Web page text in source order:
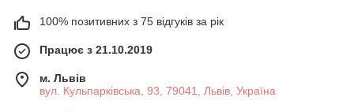
100% позитивних з 75 відгуків за рік
Працює з 21.10.2019
м. Львів
вул. Кульпарківська, 93, 79041, Львів, Україна